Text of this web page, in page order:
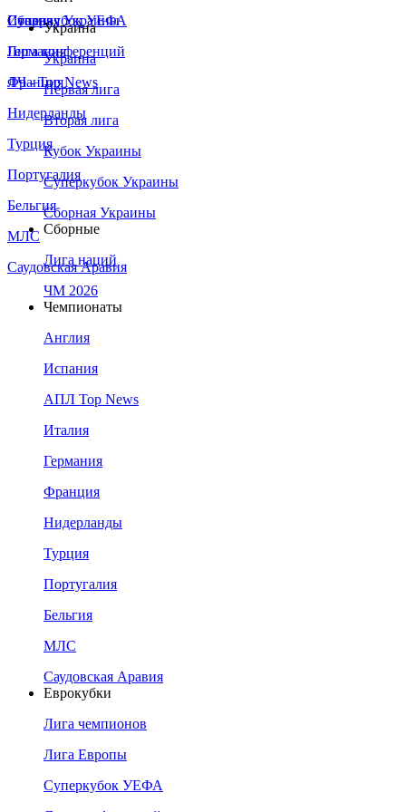
Сборная Украины
Италия
Германия
Франция
Нидерланды
Турция
Португалия
Бельгия
МЛС
Саудовская Аравия
Суперкубок УЕФА
Лига конференций
ЛЧ - Top News
Украина
Украина
Первая лига
Вторая лига
Кубок Украины
Суперкубок Украины
Сборная Украины
Сборные
Лига наций
ЧМ 2026
Чемпионаты
Англия
Испания
АПЛ Top News
Италия
Германия
Франция
Нидерланды
Турция
Португалия
Бельгия
МЛС
Саудовская Аравия
Еврокубки
Лига чемпионов
Лига Европы
Суперкубок УЕФА